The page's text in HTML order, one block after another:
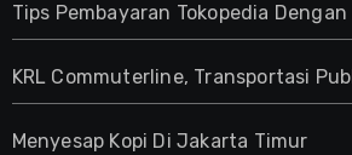
Tips Pembayaran Tokopedia
KRL Commuterline, Transportasi
Menyesap Kopi Di Jakarta Timur